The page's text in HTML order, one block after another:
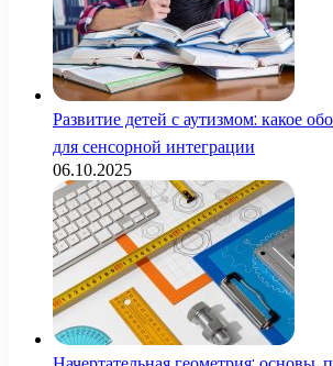
Развитие детей с аутизмом: какое
для сенсорной интеграции
06.10.2025